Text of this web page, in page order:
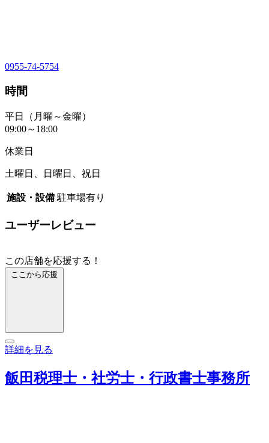
0955-74-5754
時間
平日（月曜～金曜）
09:00～18:00
休業日
土曜日、日曜日、祝日
施設・設備 駐車場有り
ユーザーレビュー
この店舗を応援する！
ここから応援
詳細を見る
飯田税理士・社労士・行政書士事務所